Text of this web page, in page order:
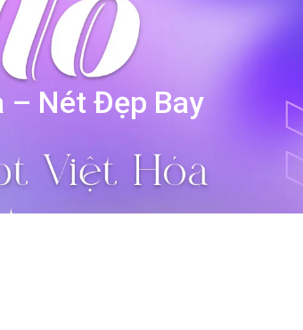
– Nét Đẹp Bay